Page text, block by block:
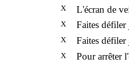
X L'écran de
X Faites défiler
X Faites défiler
X Pour arrêter